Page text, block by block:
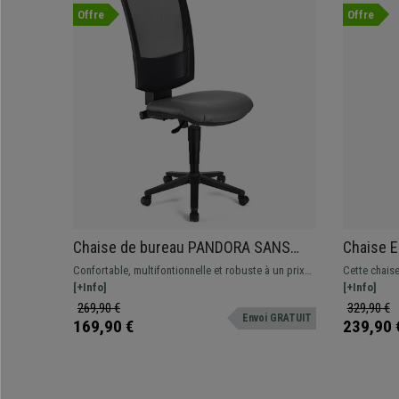
Offre
Chaise de bureau PANDORA SANS
ACCOUDOIRS CUIR, Dossier Ajustable
en Maille, Rembourrage épais, Gris
Confortable, multifontionnelle et robuste à un prix
imbattable. Cette magnifique chaise est idéale pour
une utilisation quotidienne, disponible en
différentes couleurs
[+Info]
269,90 €
169,90 € Envoi GRATUIT
Offre
Chaise
Cette
s’agit
ajustable,
une finition
[+Info]
329,90 €
239,90